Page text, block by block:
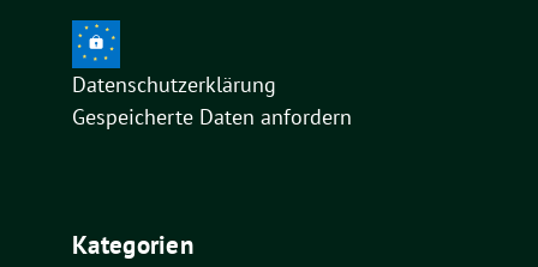
Datenschutzerklärung
Gespeicherte Daten anfordern
Kategorien